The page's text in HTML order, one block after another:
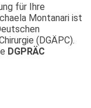
für Ihre
Montanari ist
(DGÄPC).
DGPRÄC